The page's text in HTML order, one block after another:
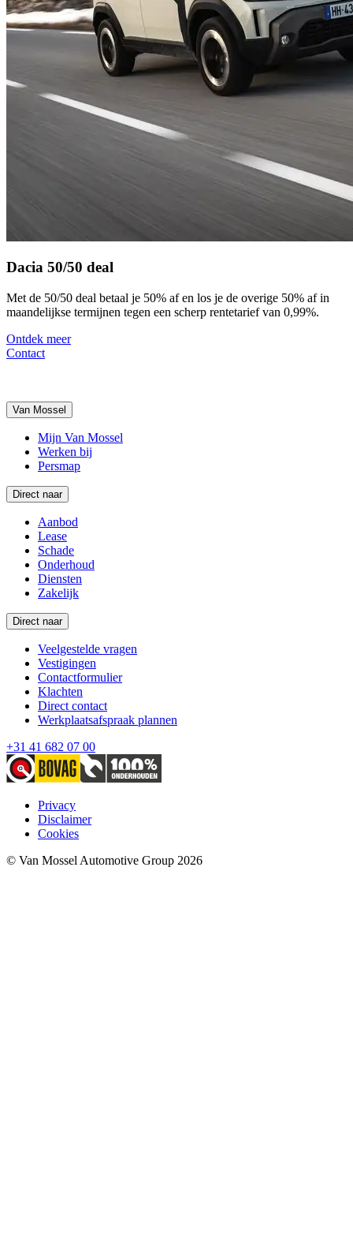
Dacia 50/50 deal
Met de 50/50 deal betaal je 50% af en los je de overige 50% af in
maandelijkse termijnen tegen een scherp rentetarief van 0,99%.
Ontdek meer
Contact
Van Mossel
Mijn Van Mossel
Werken bij
Persmap
Direct naar
Aanbod
Lease
Schade
Onderhoud
Diensten
Zakelijk
Direct naar
Veelgestelde vragen
Vestigingen
Contactformulier
Klachten
Direct contact
Werkplaatsafspraak plannen
+31 41 682 07 00
Privacy
Disclaimer
Cookies
© Van Mossel Automotive Group 2026